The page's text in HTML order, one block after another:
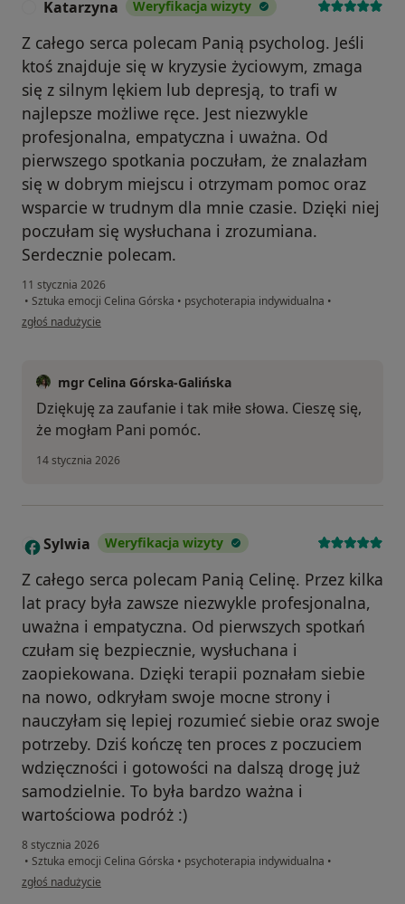
Katarzyna Weryfikacja wizyty
Z całego serca polecam Panią psycholog. Jeśli
ktoś znajduje się w kryzysie życiowym, zmaga
się z silnym lękiem lub depresją, to trafi w
najlepsze możliwe ręce. Jest niezwykle
profesjonalna, empatyczna i uważna. Od
pierwszego spotkania poczułam, że znalazłam
się w dobrym miejscu i otrzymam pomoc oraz
wsparcie w trudnym dla mnie czasie. Dzięki niej
poczułam się wysłuchana i zrozumiana.
Serdecznie polecam.
11 stycznia 2026
• Sztuka emocji Celina Górska • psychoterapia indywidualna •
w opinii użytkownika Katarzyna
zgłoś nadużycie
mgr Celina Górska-Galińska
Dziękuję za zaufanie i tak miłe słowa. Cieszę się,
że mogłam Pani pomóc.
14 stycznia 2026
S Sylwia Weryfikacja wizyty
Z całego serca polecam Panią Celinę. Przez kilka
lat pracy była zawsze niezwykle profesjonalna,
uważna i empatyczna. Od pierwszych spotkań
czułam się bezpiecznie, wysłuchana i
zaopiekowana. Dzięki terapii poznałam siebie
na nowo, odkryłam swoje mocne strony i
nauczyłam się lepiej rozumieć siebie oraz swoje
potrzeby. Dziś kończę ten proces z poczuciem
wdzięczności i gotowości na dalszą drogę już
samodzielnie. To była bardzo ważna i
wartościowa podróż :)
8 stycznia 2026
• Sztuka emocji Celina Górska • psychoterapia indywidualna •
w opinii użytkownika Sylwia
zgłoś nadużycie